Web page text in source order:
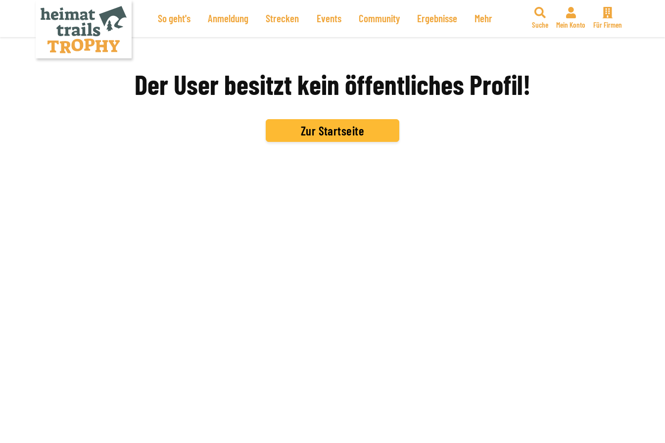
So geht's Anmeldung Strecken Events Community Ergebnisse Mehr
Suche Mein Konto Für Firmen
Der User besitzt kein öffentliches Profil!
Zur Startseite